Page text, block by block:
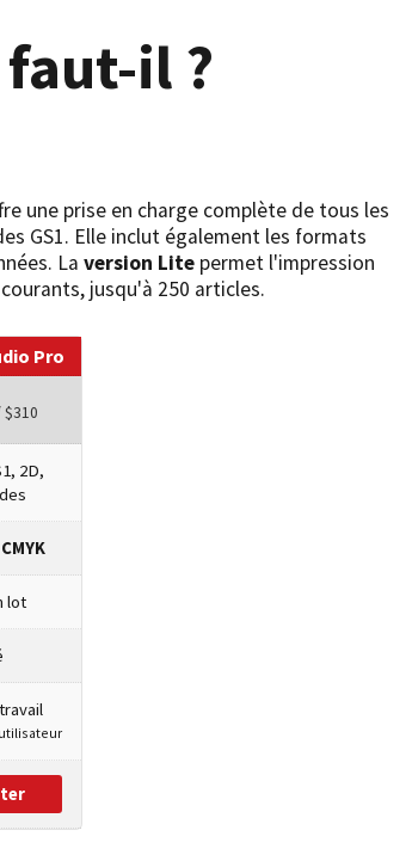
il ?
une prise en charge complète de tous les
GS1. Elle inclut également les formats
La version Litepermet l'impression
jusqu'à 250 articles.
Pro
2D,
lot